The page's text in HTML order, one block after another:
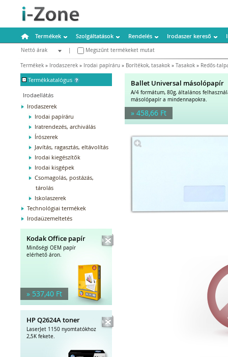
Termékek Szolgáltatások Rendelés Irodaszer kereső
Nettó árak
Megszűnt termékeket mutat
Termékek » Irodaszerek » Irodai papíráru » Borítékok, tasakok » Tasakok » Redős-
- Termékkatalógus
Irodaellátás
Irodaszerek
Irodai papíráru
Iratrendezés, archiválás
Írószerek
Javítás, ragasztás, eltávolítás
Irodai kiegészítők
Irodai kisgépek
Csomagolás, postázás,
tárolás
Iskolaszerek
Technológiai termékek
Irodaüzemeltetés
Kodak Office papír
Minőségi OEM papír
elérhető áron.
» 537,40 Ft
HP Q2624A toner
LaserJet 1150 nyomtatókhoz
2,5K fekete.
Ballet Universal másolópapír
A/4 formátum, 80g, általános
másolópapír a mindennapokra.
» 458,66 Ft